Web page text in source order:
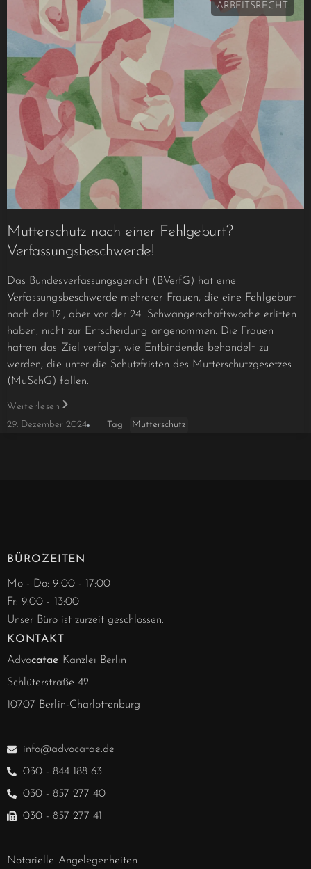
Mutterschutz nach einer Fehlgeburt?
Verfassungsbeschwerde!
Das Bundesverfassungsgericht (BVerfG) hat eine
Verfassungsbeschwerde mehrerer Frauen, die eine Fehlgeburt
nach der 12., aber vor der 24. Schwangerschaftswoche erlitten
haben, nicht zur Entscheidung angenommen. Die Frauen
hatten das Ziel verfolgt, wie Entbindende behandelt zu
werden, die unter die Schutzfristen des Mutterschutzgesetzes
(MuSchG) fallen.
Weiterlesen
29. Dezember 2024
Tag Mutterschutz
ARBEITSRECHT
BÜROZEITEN
Mo - Do: 9:00 - 17:00
Fr: 9:00 - 13:00
Unser Büro ist zurzeit geschlossen.
KONTAKT
Advocatae Kanzlei Berlin
Schlüterstraße 42
10707 Berlin-Charlottenburg
info@advocatae.de
030 - 844 188 63
030 - 857 277 40
030 - 857 277 41
Notarielle Angelegenheiten